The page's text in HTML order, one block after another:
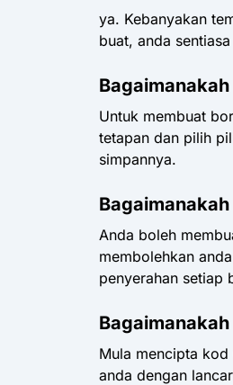
ya. Kebanyakan
buat, anda
Untuk membuat
tetapan dan pilih
simpannya.
Anda boleh
membolehkan
penyerahan setiap
Mula mencipta
anda dengan